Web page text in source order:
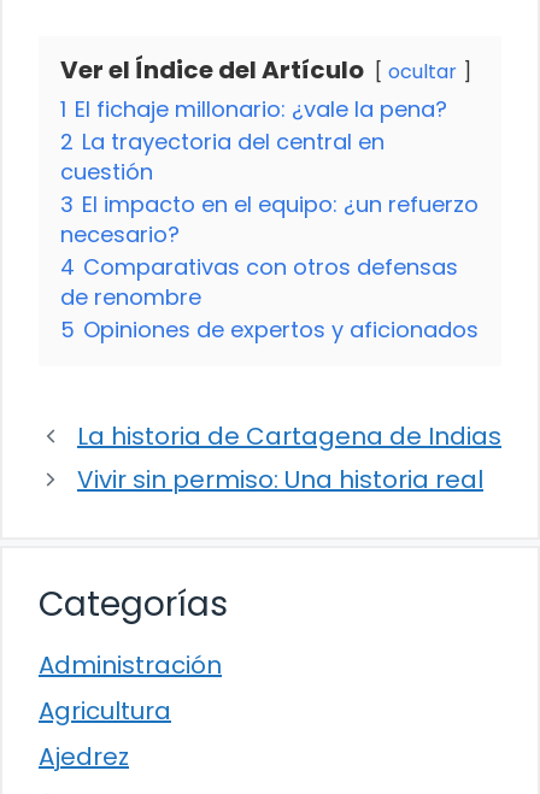
Ver el Índice del Artículo ocultar
1 El fichaje millonario: ¿vale la pena?
2 La trayectoria del central en
cuestión
3 El impacto en el equipo: ¿un refuerzo
necesario?
4 Comparativas con otros defensas
de renombre
5 Opiniones de expertos y aficionados
La historia de Cartagena de Indias
Vivir sin permiso: Una historia real
Categorías
Administración
Agricultura
Ajedrez